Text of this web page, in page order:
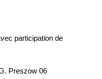
participation de
Preszow 06